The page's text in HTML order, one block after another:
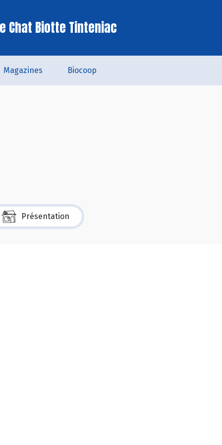
Chat Biotte Tinteniac
Magazines Biocoop
Présentation